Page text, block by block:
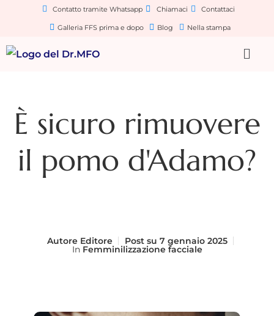
Contatto tramite Whatsapp Chiamaci Contattaci
Galleria FFS prima e dopo Blog Nella stampa
È sicuro rimuovere
il pomo d'Adamo?
AutoreEditore Post su 7 gennaio 2025
In Femminilizzazione facciale